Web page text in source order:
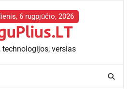
6 rugpjūčio, 2026
technologijos, verslas